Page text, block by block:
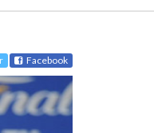
Facebook